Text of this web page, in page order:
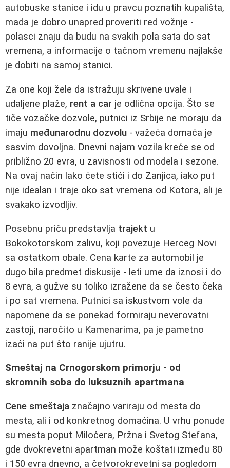
autobuske stanice i idu u pravcu poznatih kupališta,
mada je dobro unapred proveriti red vožnje -
polasci znaju da budu na svakih pola sata do sat
vremena, a informacije o tačnom vremenu najlakše
je dobiti na samoj stanici.
Za one koji žele da istražuju skrivene uvale i
udaljene plaže, rent a car je odlična opcija. Što se
tiče vozačke dozvole, putnici iz Srbije ne moraju da
imaju međunarodnu dozvolu - važeća domaća je
sasvim dovoljna. Dnevni najam vozila kreće se od
približno 20 evra, u zavisnosti od modela i sezone.
Na ovaj način lako ćete stići i do Zanjica, iako put
nije idealan i traje oko sat vremena od Kotora, ali je
svakako izvodljiv.
Posebnu priču predstavlja trajekt u
Bokokotorskom zalivu, koji povezuje Herceg Novi
sa ostatkom obale. Cena karte za automobil je
dugo bila predmet diskusije - leti ume da iznosi i do
8 evra, a gužve su toliko izražene da se često čeka
i po sat vremena. Putnici sa iskustvom vole da
napomene da se ponekad formiraju neverovatni
zastoji, naročito u Kamenarima, pa je pametno
izaći na put što ranije ujutru.
Smeštaj na Crnogorskom primorju - od
skromnih soba do luksuznih apartmana
Cene smeštaja značajno variraju od mesta do
mesta, ali i od konkretnog domaćina. U vrhu ponude
su mesta poput Miločera, Pržna i Svetog Stefana,
gde dvokrevetni apartman može koštati između 80
i 150 evra dnevno, a četvorokrevetni sa pogledom